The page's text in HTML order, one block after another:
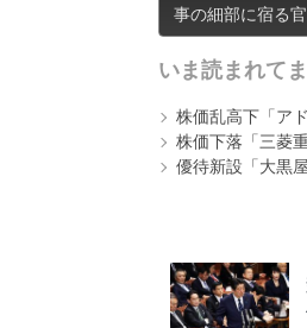
事の細部に宿る
いま読まれて
株価乱高下「ア
株価下落「三菱
優待新設「大黒